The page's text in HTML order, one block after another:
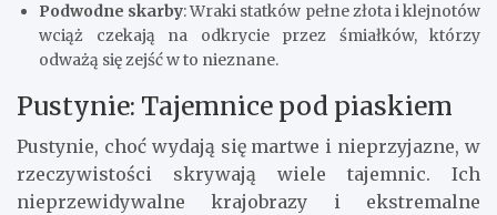
Podwodne skarby: Wraki statków pełne złota i klejnotów
wciąż czekają na odkrycie przez śmiałków, którzy
odważą się zejść w to nieznane.
Pustynie: Tajemnice pod piaskiem
Pustynie, choć wydają się martwe i nieprzyjazne, w
rzeczywistości skrywają wiele tajemnic. Ich
nieprzewidywalne krajobrazy i ekstremalne